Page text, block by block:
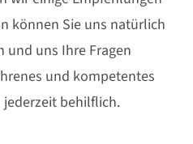
können Sie uns natürlich
uns Ihre Fragen
und kompetentes
jederzeit behilflich.